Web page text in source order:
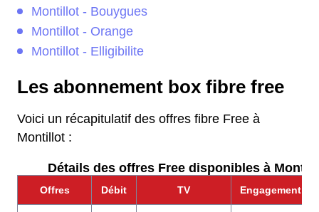
Montillot - Bouygues
Montillot - Orange
Montillot - Elligibilite
Les abonnement box fibre free
Voici un récapitulatif des offres fibre Free à
Montillot :
Détails des offres Free disponibles à
Offres Débit TV Engagement